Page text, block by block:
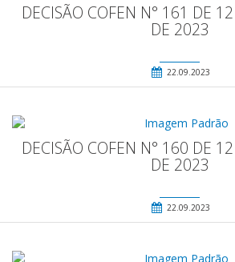
DECISÃO COFEN N° 161 DE
DE 2023
22.09.2023
DECISÃO COFEN N° 160 DE
DE 2023
22.09.2023